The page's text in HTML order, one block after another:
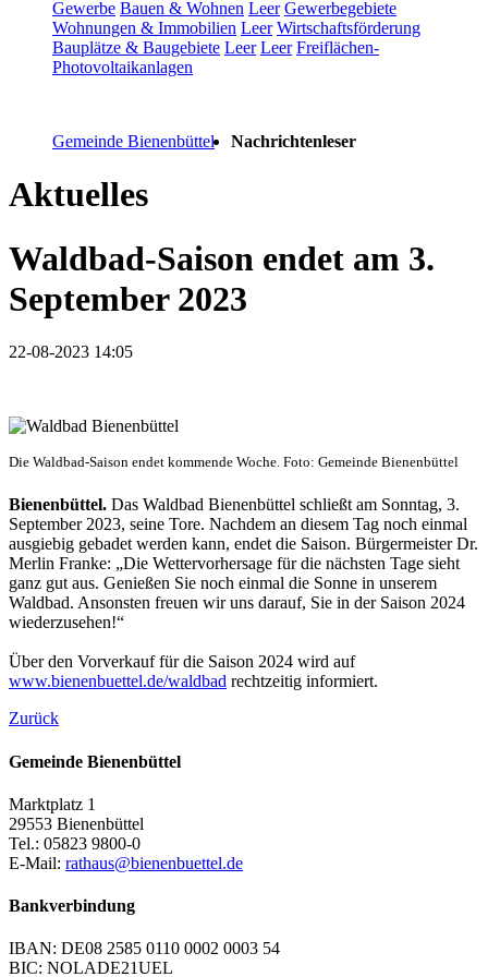
Gewerbe Bauen & Wohnen Leer Gewerbegebiete
Wohnungen & Immobilien Leer Wirtschaftsförderung
Bauplätze & Baugebiete Leer Leer Freiflächen-
Photovoltaikanlagen
Gemeinde Bienenbüttel Nachrichtenleser
Aktuelles
Waldbad-Saison endet am 3.
September 2023
22-08-2023 14:05
Die Waldbad-Saison endet kommende Woche. Foto: Gemeinde Bienenbüttel
Bienenbüttel. Das Waldbad Bienenbüttel schließt am Sonntag, 3.
September 2023, seine Tore. Nachdem an diesem Tag noch einmal
ausgiebig gebadet werden kann, endet die Saison. Bürgermeister Dr.
Merlin Franke: „Die Wettervorhersage für die nächsten Tage sieht
ganz gut aus. Genießen Sie noch einmal die Sonne in unserem
Waldbad. Ansonsten freuen wir uns darauf, Sie in der Saison 2024
wiederzusehen!“
Über den Vorverkauf für die Saison 2024 wird auf
www.bienenbuettel.de/waldbad rechtzeitig informiert.
Zurück
Gemeinde Bienenbüttel
Marktplatz 1
29553 Bienenbüttel
Tel.: 05823 9800-0
E-Mail: rathaus@bienenbuettel.de
Bankverbindung
IBAN: DE08 2585 0110 0002 0003 54
BIC: NOLADE21UEL